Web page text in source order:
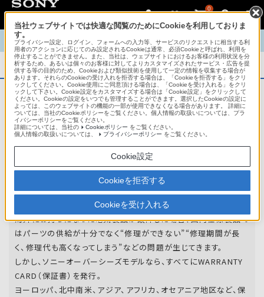
0
TOP 商品概要 商品情報 English 中文
商品概要
アフターサービス
オーバーシーズモデルは、いろいろな国
地域で共通の保証を実施しています。
世界47の国や地域で共通の保証サービスを実施し
ています。
海外にお持ちになった電気製品が故障した場合、国内仕様製品で
はパーツの供給が十分でなく“修理ができない”“修理期間が長
く、修理代も高くなってしまう”などの問題が生じてきます。
しかし、ソニーオーバーシーズモデルなら、すべてにWARRANTY
CARD（保証書）を発行。
ヨーロッパ、北中南米、アジア、アフリカ、オセアニア地区など、保
当社ウェブサイトでは快適な閲覧のためにCookieを利用しておりま
す。
プライバシー設定、ログイン、フォームへの入力等、サービスのリクエストに相当する利
用者のアクションに応じてのみ設定されるCookieは通常、必須Cookieと呼ばれ、利用を
停止することができません。また、当社は、ウェブサイトにおけるお客様の利用状況を分
析するため、あるいは個々のお客様に対してよりカスタマイズされたサービス・広告を提
供する等の目的のため、Cookieおよび類似技術を使用して一定の情報を収集する場合が
あります。それらのCookieの受け入れを拒否する場合は、「Cookieを拒否する」をクリ
ックしてください。Cookie使用にご同意頂ける場合は、「Cookieを受け入れる」をクリ
ックして下さい。Cookie設定をカスタマイズする場合は「Cookie設定」をクリックして
ください。Cookieの設定をいつでも管理することができます。選択したCookieの設定に
よっては、このウェブサイトの機能の一部が使用できなくなる場合があります。 詳細に
ついては、当社のCookieポリシーをご覧ください。個人情報の取扱いについては、プラ
イバシーポリシーをご覧ください。
詳細については、当社の
Cookieポリシー をご覧ください。
個人情報の取扱いについては、
プライバシーポリシー をご覧ください。
Cookie設定
Cookieを拒否する
Cookieを受け入れる